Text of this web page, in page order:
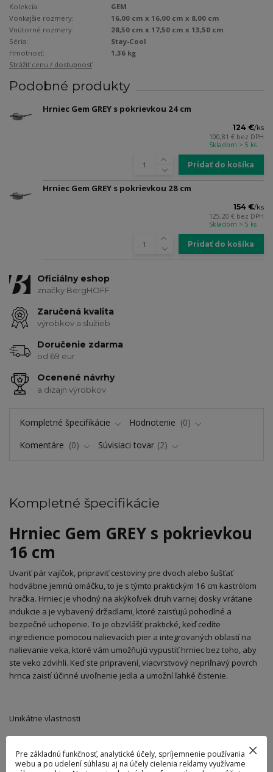
Kolekcia:
GEM
Vonkajšie rozmery:
16,00 cm x 16,00 cm x 8,00 cm
Vnútorné rozmery:
28,50 cm x 17,50 cm x 13,50 cm
Séria:
Stay-Cool
Hmotnosť:
1,36 kg
Strážiť cenu / dostupnosť
Podobné produkty
Hrniec Gem GREY s pokrievkou 24 cm
124 €/ks
100,81 € bez DPH
Skladom > 5 ks
Pridať do košíka
Hrniec Gem GREY s pokrievkou 28 cm
154 €/ks
125,20 € bez DPH
Skladom > 5 ks
Pridať do košíka
Oficiálny eshop
značky BergHOFF
Zaručená kvalita
výrobkov a služieb
Doručenie zdarma
od 69 eur
Ocenené návrhy
a dizajn výrobkov
Kompletné špecifikácie Hodnotenie
0
Komentáre
0 Súvisiaci tovar 2
Kompletné špecifikácie
Hrniec Gem GREY s pokrievkou
16 cm
Uvariť pár vajíčok, pripraviť cestoviny pre dvoch alebo šušťať
hodvábne jemnú omáčku, to je s týmto praktickým 16 cm kastrólom
hračka. Hrniec je vhodný na akýkoľvek druh varnej dosky vrátane
indukcie a je vybavený držadlami, ktoré zaisťujú pohodlné a
bezpečné uchopenie. To je obzvlášť praktické, keď cedíte
ingrediencie pomocou nalievacích pier a integrovaných oblastí na
nalievanie veka, ktoré vám umožňujú vypustiť hrniec bez toho, aby
ste veko zdvihli. Keď ste pripravení, viacvrstvový nepriľnavý povrch
hrnca zaistí účinné uvoľnenie jedla a umožní ľahké čistenie.
Unikátne vlastnosti
Vaša nevyhnutnosť pri každodennom varení
Pokrievka, ktorú je možné umiestniť vertikálne na telo hrnca
Pre základnú funkčnosť, analytické účely, spríjemnenie používania
webu a po udelení súhlasu aj na účely cielenia reklamy využívame